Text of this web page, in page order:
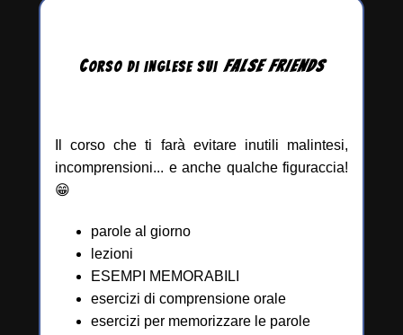
CORSO DI INGLESE SUI FALSEFRIENDS
Il corso che ti farà evitare inutili malintesi,
incomprensioni... e anche qualche figuraccia!
😁
parole al giorno
lezioni
ESEMPI MEMORABILI
esercizi di comprensione orale
esercizi per memorizzare le parole